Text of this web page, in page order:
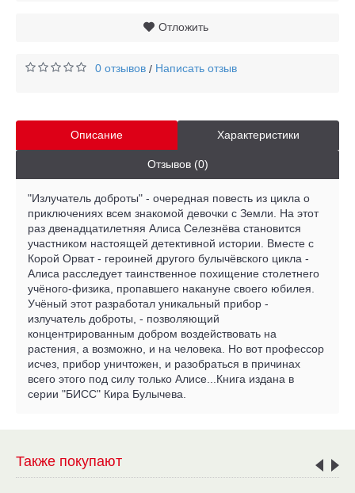
Отложить
0 отзывов / Написать отзыв
Описание Характеристики
Отзывов (0)
"Излучатель доброты" - очередная повесть из цикла о
приключениях всем знакомой девочки с Земли. На этот
раз двенадцатилетняя Алиса Селезнёва становится
участником настоящей детективной истории. Вместе с
Корой Орват - героиней другого булычёвского цикла -
Алиса расследует таинственное похищение столетнего
учёного-физика, пропавшего накануне своего юбилея.
Учёный этот разработал уникальный прибор -
излучатель доброты, - позволяющий
концентрированным добром воздействовать на
растения, а возможно, и на человека. Но вот профессор
исчез, прибор уничтожен, и разобраться в причинах
всего этого под силу только Алисе...Книга издана в
серии "БИСС" Кира Булычева.
Также покупают